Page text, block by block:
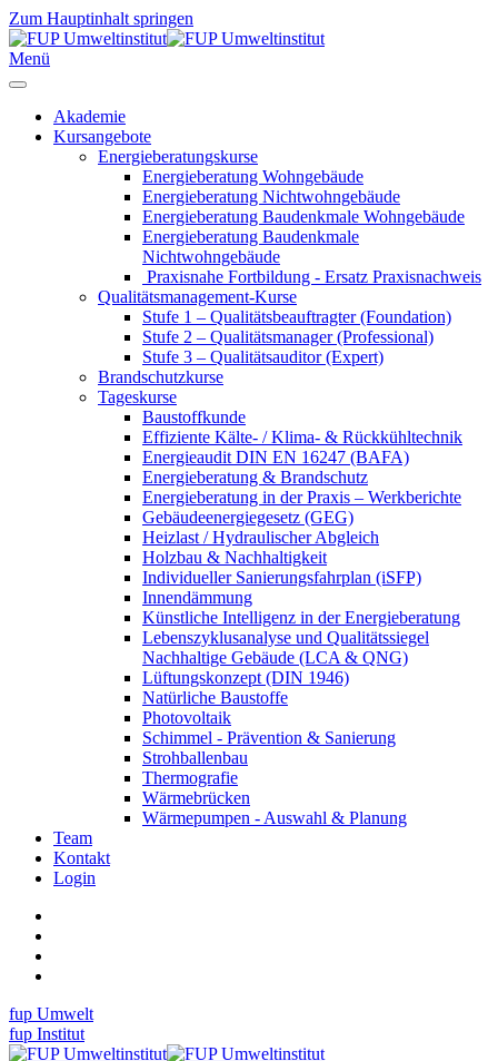
Zum Hauptinhalt springen
Menü
Akademie
Kursangebote
Energieberatungskurse
Energieberatung Wohngebäude
Energieberatung Nichtwohngebäude
Energieberatung Baudenkmale Wohngebäude
Energieberatung Baudenkmale
Nichtwohngebäude
Praxisnahe Fortbildung - Ersatz Praxisnachweis
Qualitätsmanagement-Kurse
Stufe 1 – Qualitätsbeauftragter (Foundation)
Stufe 2 – Qualitätsmanager (Professional)
Stufe 3 – Qualitätsauditor (Expert)
Brandschutzkurse
Tageskurse
Baustoffkunde
Effiziente Kälte- / Klima- & Rückkühltechnik
Energieaudit DIN EN 16247 (BAFA)
Energieberatung & Brandschutz
Energieberatung in der Praxis – Werkberichte
Gebäudeenergiegesetz (GEG)
Heizlast / Hydraulischer Abgleich
Holzbau & Nachhaltigkeit
Individueller Sanierungsfahrplan (iSFP)
Innendämmung
Künstliche Intelligenz in der Energieberatung
Lebenszyklusanalyse und Qualitätssiegel
Nachhaltige Gebäude (LCA & QNG)
Lüftungskonzept (DIN 1946)
Natürliche Baustoffe
Photovoltaik
Schimmel - Prävention & Sanierung
Strohballenbau
Thermografie
Wärmebrücken
Wärmepumpen - Auswahl & Planung
Team
Kontakt
Login
fup Umwelt
fup Institut